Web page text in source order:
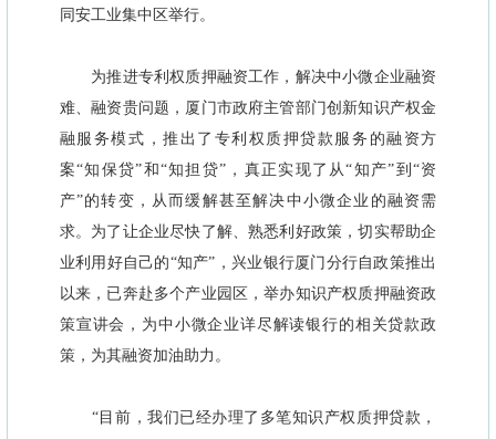
同安工业集中区举行。
为推进专利权质押融资工作，解决中小微企业融资
难、融资贵问题，厦门市政府主管部门创新知识产权金
融服务模式，推出了专利权质押贷款服务的融资方
案“知保贷”和“知担贷”，真正实现了从“知产”到“资
产”的转变，从而缓解甚至解决中小微企业的融资需
求。为了让企业尽快了解、熟悉利好政策，切实帮助企
业利用好自己的“知产”，兴业银行厦门分行自政策推出
以来，已奔赴多个产业园区，举办知识产权质押融资政
策宣讲会，为中小微企业详尽解读银行的相关贷款政
策，为其融资加油助力。
“目前，我们已经办理了多笔知识产权质押贷款，